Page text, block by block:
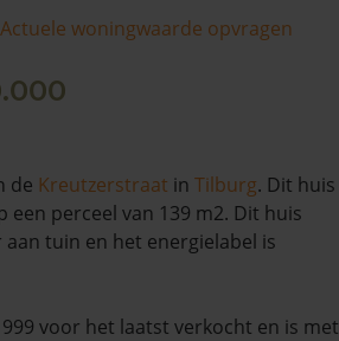
Actuele woningwaarde opvragen
de Kreutzerstraat in Tilburg. Dit huis
perceel van 139 m2. Dit huis
aan tuin en het energielabel is
voor het laatst verkocht en is met